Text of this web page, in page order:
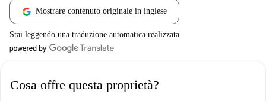
Mostrare contenuto originale in inglese
Stai leggendo una traduzione automatica realizzata
Cosa offre questa proprietà?